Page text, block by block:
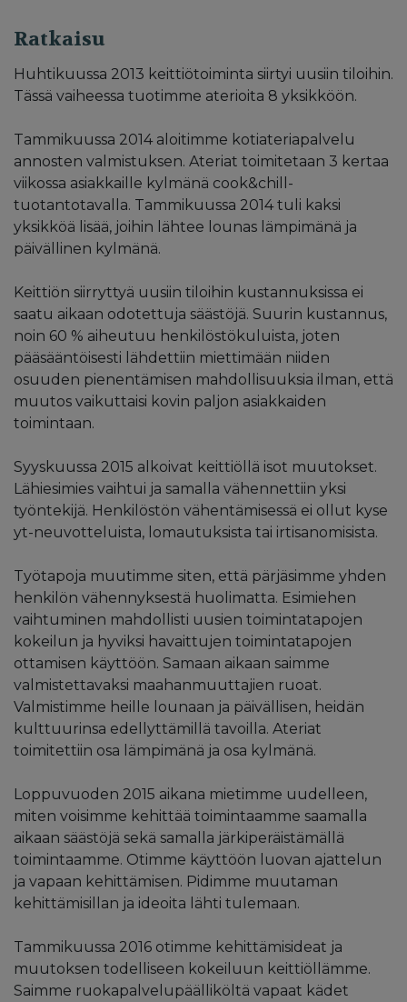
Ratkaisu
Huhtikuussa 2013 keittiötoiminta siirtyi uusiin tiloihin.
Tässä vaiheessa tuotimme aterioita 8 yksikköön.
Tammikuussa 2014 aloitimme kotiateriapalvelu
annosten valmistuksen. Ateriat toimitetaan 3 kertaa
viikossa asiakkaille kylmänä cook&chill-
tuotantotavalla. Tammikuussa 2014 tuli kaksi
yksikköä lisää, joihin lähtee lounas lämpimänä ja
päivällinen kylmänä.
Keittiön siirryttyä uusiin tiloihin kustannuksissa ei
saatu aikaan odotettuja säästöjä. Suurin kustannus,
noin 60 % aiheutuu henkilöstökuluista, joten
pääsääntöisesti lähdettiin miettimään niiden
osuuden pienentämisen mahdollisuuksia ilman, että
muutos vaikuttaisi kovin paljon asiakkaiden
toimintaan.
Syyskuussa 2015 alkoivat keittiöllä isot muutokset.
Lähiesimies vaihtui ja samalla vähennettiin yksi
työntekijä. Henkilöstön vähentämisessä ei ollut kyse
yt-neuvotteluista, lomautuksista tai irtisanomisista.
Työtapoja muutimme siten, että pärjäsimme yhden
henkilön vähennyksestä huolimatta. Esimiehen
vaihtuminen mahdollisti uusien toimintatapojen
kokeilun ja hyviksi havaittujen toimintatapojen
ottamisen käyttöön. Samaan aikaan saimme
valmistettavaksi maahanmuuttajien ruoat.
Valmistimme heille lounaan ja päivällisen, heidän
kulttuurinsa edellyttämillä tavoilla. Ateriat
toimitettiin osa lämpimänä ja osa kylmänä.
Loppuvuoden 2015 aikana mietimme uudelleen,
miten voisimme kehittää toimintaamme saamalla
aikaan säästöjä sekä samalla järkiperäistämällä
toimintaamme. Otimme käyttöön luovan ajattelun
ja vapaan kehittämisen. Pidimme muutaman
kehittämisillan ja ideoita lähti tulemaan.
Tammikuussa 2016 otimme kehittämisideat ja
muutoksen todelliseen kokeiluun keittiöllämme.
Saimme ruokapalvelupäälliköltä vapaat kädet